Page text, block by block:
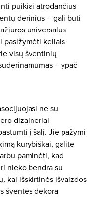
puikiai atrodančius
derinius – gali būti
universalus
pasižymėti keliais
visų šventinių
– ypač
ne su
dizaineriai
į šalį. Jie pažymi
kūrybiškai, galite
paminėti, kad
nieko bendra su
kai išskirtinės išvaizdos
šventės dekorą